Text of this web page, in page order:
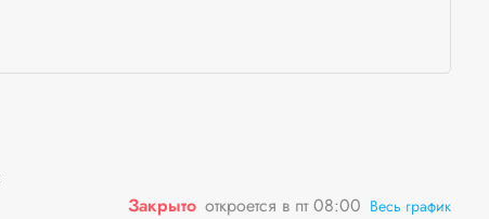
Закрыто откроется в пт 08:00 Весь график